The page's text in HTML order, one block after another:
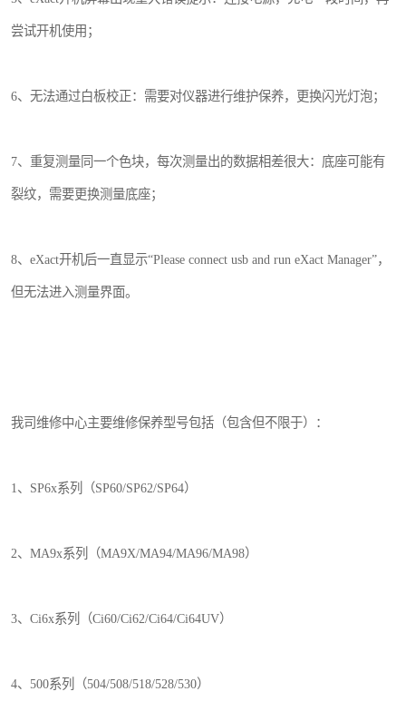
尝试开机使用；
6、无法通过白板校正：需要对仪器进行维护保养，更换闪光灯泡；
7、重复测量同一个色块，每次测量出的数据相差很大：底座可能有
裂纹，需要更换测量底座；
8、eXact开机后一直显示“Please connect usb and run eXact Manager”，
但无法进入测量界面。
我司维修中心主要维修保养型号包括（包含但不限于）：
1、SP6x系列（SP60/SP62/SP64）
2、MA9x系列（MA9X/MA94/MA96/MA98）
3、Ci6x系列（Ci60/Ci62/Ci64/Ci64UV）
4、500系列（504/508/518/528/530）